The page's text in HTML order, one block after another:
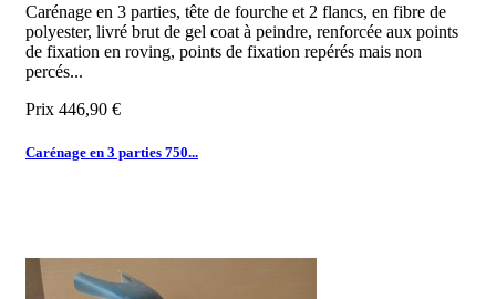
Carénage en 3 parties, tête de fourche et 2 flancs, en fibre de
polyester, livré brut de gel coat à peindre, renforcée aux points
de fixation en roving, points de fixation repérés mais non
percés...
Prix 446,90 €
Carénage en 3 parties 750...